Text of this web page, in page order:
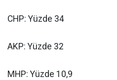
CHP: Yüzde 34
AKP: Yüzde 32
MHP: Yüzde 10,9